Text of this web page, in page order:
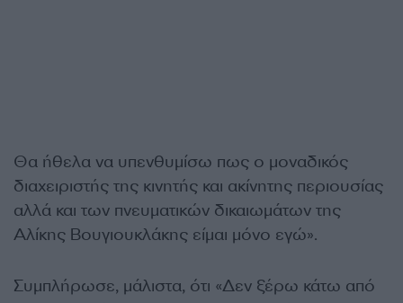
Θα ήθελα να υπενθυμίσω πως ο μοναδικός
διαχειριστής της κινητής και ακίνητης περιουσίας
αλλά και των πνευματικών δικαιωμάτων της
Αλίκης Βουγιουκλάκης είμαι μόνο εγώ».
Συμπλήρωσε, μάλιστα, ότι «Δεν ξέρω κάτω από